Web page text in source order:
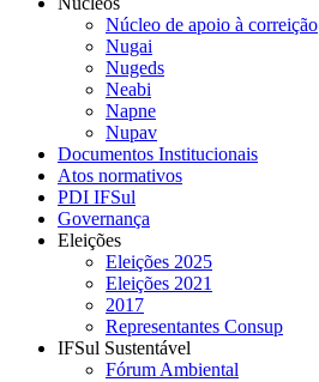
Núcleo de apoio à correição
Nugai
Nugeds
Neabi
Napne
Nupav
Documentos Institucionais
Atos normativos
PDI IFSul
Governança
Eleições
Eleições 2025
Eleições 2021
2017
Representantes Consup
IFSul Sustentável
Fórum Ambiental